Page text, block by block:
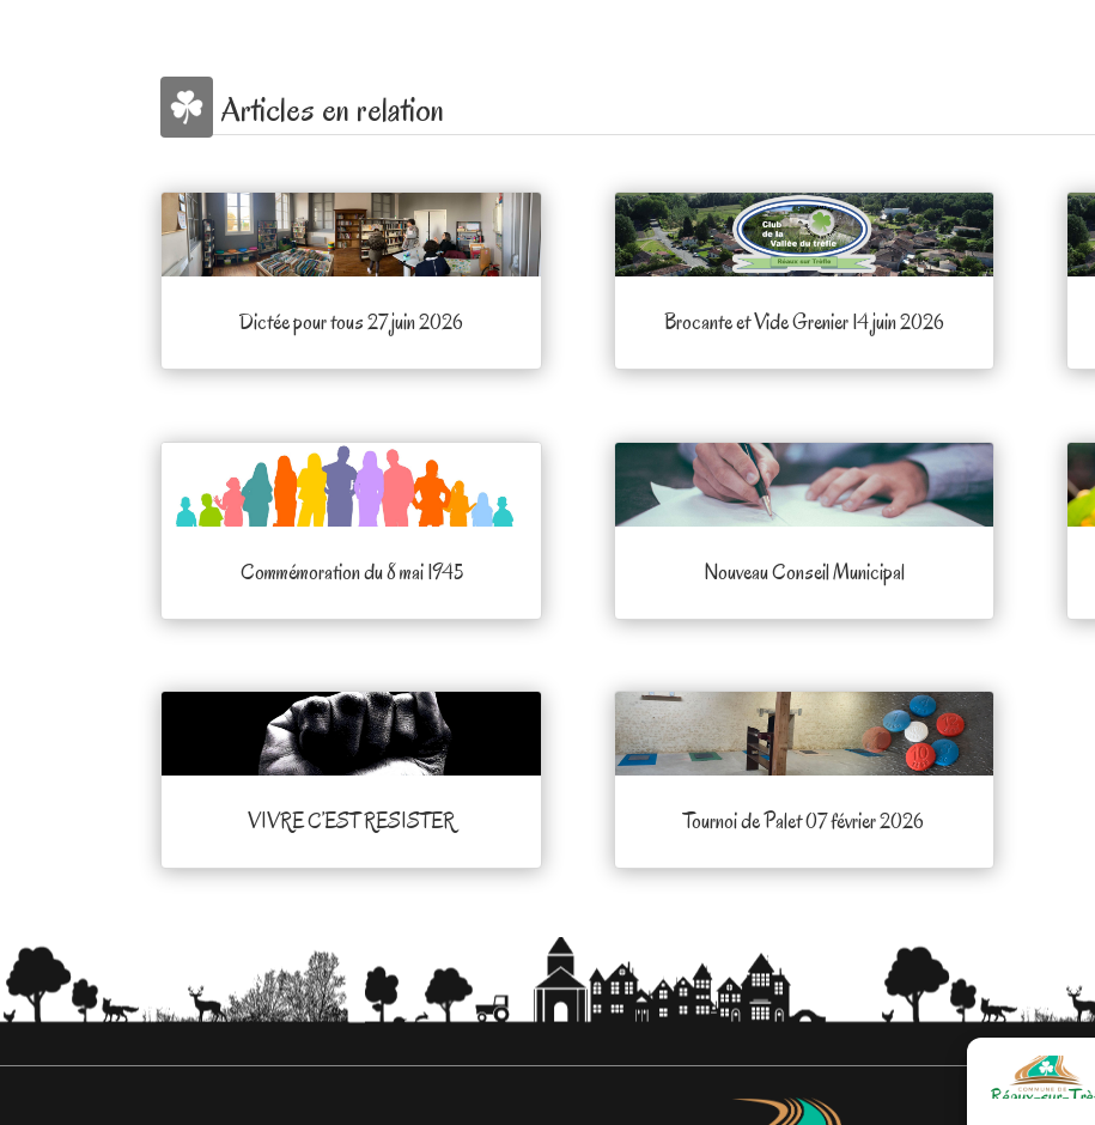
Articles en relation
Dictée pour tous 27 juin 2026
Commémoration du 8 mai 1945
VIVRE C’EST RESISTER
Brocante et Vide Grenier 14 juin 2026
Nouveau Conseil Municipal
Tournoi de Palet 07 février 2026